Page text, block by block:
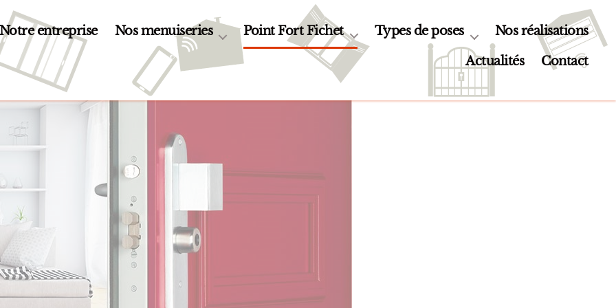
Notre entreprise Nos menuiseries Point Fort Fichet Types de poses
Nos réalisations
Actualités
Contact